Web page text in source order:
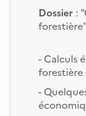
Dossier :
- Calculs
forestière
-